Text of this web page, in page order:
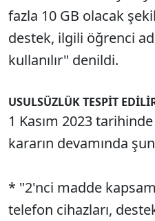
fazla 10 GB olacak
destek, ilgili öğrenci
kullanılır" denildi.
USULSÜZLÜK TESPİT
1 Kasım 2023
kararın devamında
* "2'nci madde
telefon cihazları,